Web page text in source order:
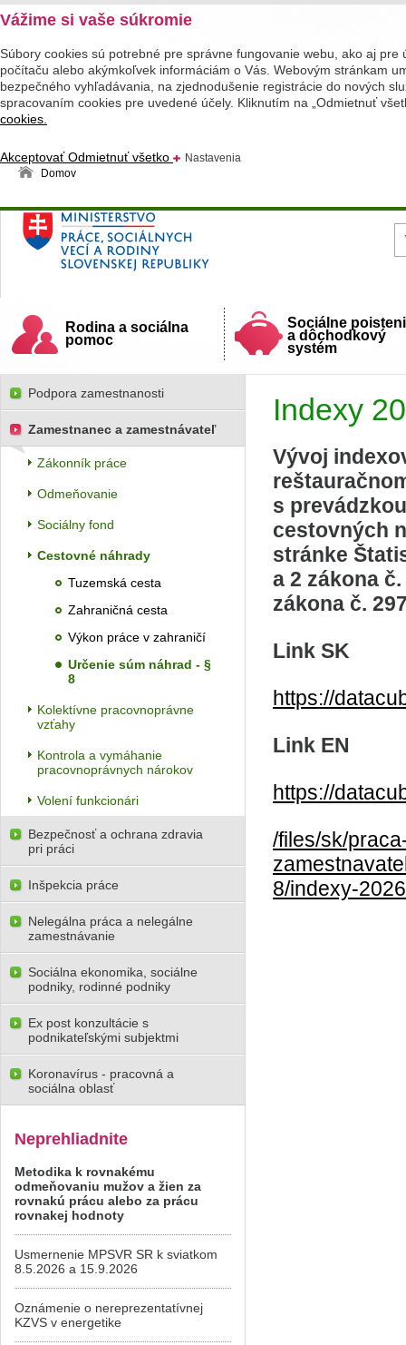
Vážime si vaše súkromie
Súbory cookies sú potrebné pre správne fungovanie webu, ako aj
počítaču alebo akýmkoľvek informáciám o Vás. Webovým stránkam
bezpečného vyhľadávania, na zjednodušenie registrácie do nových
spracovaním cookies pre uvedené účely. Kliknutím na „Odmietnuť
cookies.
AkceptovaťOdmietnuť všetko
Nastavenia
Domov
Ministerstvo práce, sociálnych vecí a rodiny
Slovenskej republiky
Rodina a sociálna
pomoc
Sociálne
a dôchodkový
systém
Indexy
Vývoj
s
cestovných
stránke
a 2 zákona
zákona č.
Link SK
https://
Link EN
https://
/files/sk/
8/indexy-
Podpora zamestnanosti
Zamestnanec a zamestnávateľ
Zákonník práce
Odmeňovanie
Sociálny fond
Cestovné náhrady
Tuzemská cesta
Zahraničná cesta
Výkon práce v zahraničí
Určenie súm náhrad - §
8
Kolektívne pracovnoprávne
vzťahy
Kontrola a vymáhanie
pracovnoprávnych nárokov
Volení funkcionári
Bezpečnosť a ochrana zdravia
pri práci
Inšpekcia práce
Nelegálna práca a nelegálne
zamestnávanie
Sociálna ekonomika, sociálne
podniky, rodinné podniky
Ex post konzultácie s
podnikateľskými subjektmi
Koronavírus - pracovná a
sociálna oblasť
Neprehliadnite
Metodika k rovnakému
odmeňovaniu mužov a žien za
rovnakú prácu alebo za prácu
rovnakej hodnoty
Usmernenie MPSVR SR k sviatkom
8.5.2026 a 15.9.2026
Oznámenie o nereprezentatívnej
KZVS v energetike